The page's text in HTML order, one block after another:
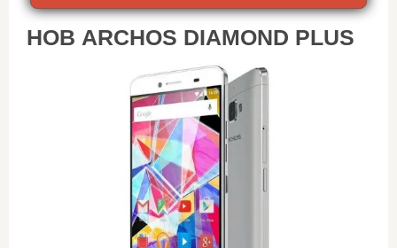
НОВ ARCHOS DIAMOND PLUS